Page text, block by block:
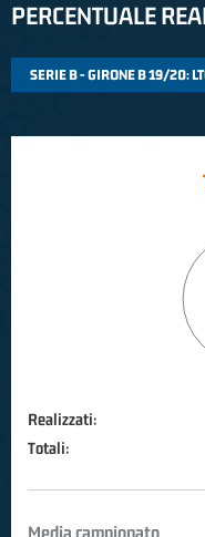
PERCENTUALE
Realizzati:
Totali: